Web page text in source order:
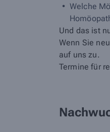
Welche
Und das ist
Wenn Sie
auf uns zu.
Termine für